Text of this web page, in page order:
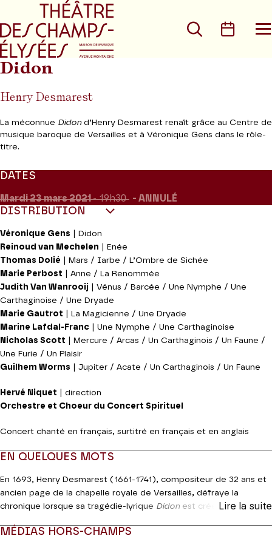
Aller au menu principal
Rechercher
Didon
Henry Desmarest
La méconnue Didond’Henry Desmarest renaît grâce au Centre de
musique baroque de Versailles et à Véronique Gens dans le rôle-
titre.
DATES
Mardi 23mars 2021- 19h30 ANNULÉ
DISTRIBUTION
Véronique Gens | Didon
Reinoud van Mechelen | Enée
Thomas Dolié | Mars / Iarbe / L’Ombre de Sichée
Marie Perbost | Anne / La Renommée
Judith Van Wanrooij | Vénus / Barcée / Une Nymphe / Une
Carthaginoise / Une Dryade
Marie Gautrot | La Magicienne / Une Dryade
Marine Lafdal-Franc | Une Nymphe / Une Carthaginoise
Nicholas Scott | Mercure / Arcas / Un Carthaginois / Un Faune /
Une Furie / Un Plaisir
Guilhem Worms | Jupiter / Acate / Un Carthaginois / Un Faune
Hervé Niquet | direction
Orchestre et Choeur du Concert Spirituel
Concert chanté en français, surtitré en français et en anglais
EN QUELQUES MOTS
En 1693, Henry Desmarest (1661-1741), compositeur de 32 ans et
ancien page de la chapelle royale de Versailles, défraye la
chronique lorsque sa tragédie-lyrique Didon est créée : il vient de
Goupillet, sous-maître de musique de la chapelle royale de Louis
Lire la suite
MÉDIAS HORS-CHAMPS